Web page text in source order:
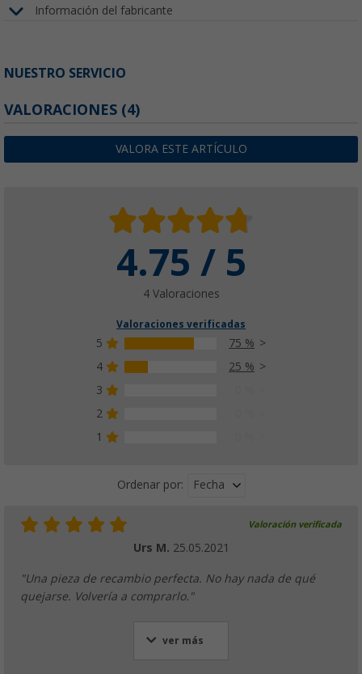
Información del fabricante
NUESTRO SERVICIO
VALORACIONES (4)
VALORA ESTE ARTÍCULO
4.75 / 5
4 Valoraciones
Valoraciones verificadas
5
75 %
4
25 %
3
2
1
Ordenar por: Fecha
Valoración verificada
Urs M. 25.05.2021
"Una pieza de recambio perfecta. No hay nada de qué
quejarse. Volvería a comprarlo."
ver más